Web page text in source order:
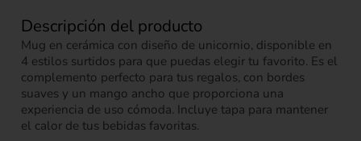
Descripción del producto
Mug en cerámica con diseño de unicornio, disponible en
4 estilos surtidos para que puedas elegir tu favorito. Es el
complemento perfecto para tus regalos, con bordes
suaves y un mango ancho que proporciona una
experiencia de uso cómoda. Incluye tapa para mantener
el calor de tus bebidas favoritas.